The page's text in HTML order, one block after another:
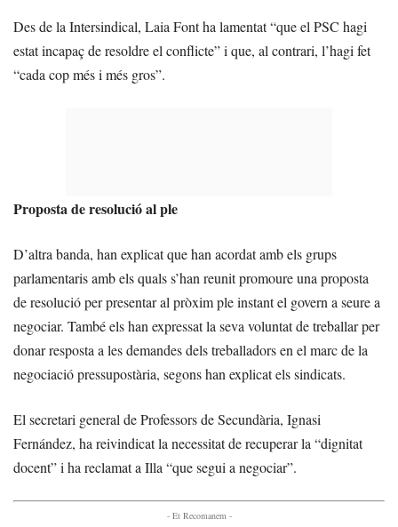
Des de la Intersindical, Laia Font ha lamentat “que el PSC hagi
estat incapaç de resoldre el conflicte” i que, al contrari, l’hagi fet
“cada cop més i més gros”.
Proposta de resolució al ple
D’altra banda, han explicat que han acordat amb els grups
parlamentaris amb els quals s’han reunit promoure una proposta
de resolució per presentar al pròxim ple instant el govern a seure a
negociar. També els han expressat la seva voluntat de treballar per
donar resposta a les demandes dels treballadors en el marc de la
negociació pressupostària, segons han explicat els sindicats.
El secretari general de Professors de Secundària, Ignasi
Fernández, ha reivindicat la necessitat de recuperar la “dignitat
docent” i ha reclamat a Illa “que segui a negociar”.
- Et Recomanem -